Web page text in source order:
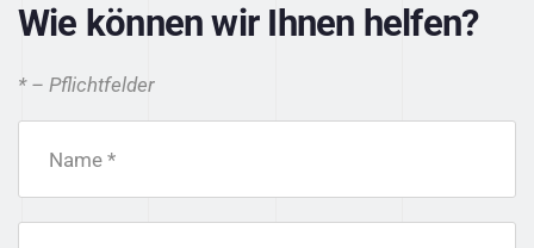
Wie können wir Ihnen helfen?
* – Pflichtfelder
Name *